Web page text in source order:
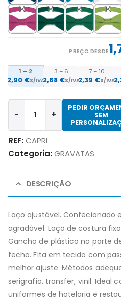
PREÇO DESDE
1 – 2
2,90 €S/IVA
3 – 6
2,68 €S/IVA
7 – 10
2,39 €S/IVA
- +
PEDIR
SEM
REF:CAPRI
Categoria:GRAVATAS
DESCRIÇÃO
Laço ajustável. Confecionado
agradável. Laço de costura
Gancho de plástico na parte
fecho. Fita em tecido com
melhor ajuste. Métodos
serigrafia, transfer, vinil. Ideal
uniformes de hotelaria e